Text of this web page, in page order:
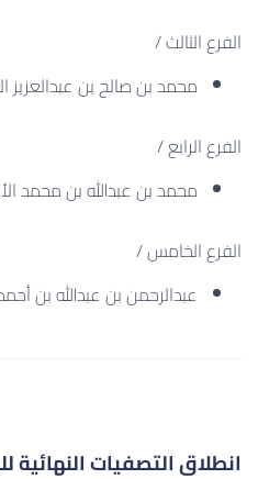
الفرع الثالث /
محمد بن صالح بن
الفرع الرابع /
محمد بن عبدالله بن محمد
الفرع الخامس /
عبدالرحمن بن عبدالله بن
انطلاق التصفيات النهائية